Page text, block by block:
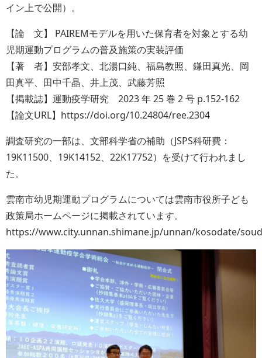
イン上で公開）。
【論 文】 PAIREMモデルを用いた保育者を対象とする幼
児期運動プログラムの普及施策の実装評価
【著 者】安部孝文、北湯口純、福島教照、鎌田真光、岡
田真平、田中千晶、井上茂、武藤芳照
【掲載誌】運動疫学研究 2023 年 25 巻 2 号 p.152-162
【論文URL】 https://doi.org/10.24804/ree.2304
調査研究の一部は、文部科学省の補助（JSPS科研費：
19K11500、19K14152、22K17752）を受けて行われまし
た。
雲南市幼児期運動プログラムについては雲南市役所子ども
政策局ホームページに掲載されています。
https://www.city.unnan.shimane.jp/unnan/kosodate/